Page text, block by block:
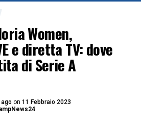
Women,
e diretta TV: dove
di Serie A
on 11 Febbraio 2023